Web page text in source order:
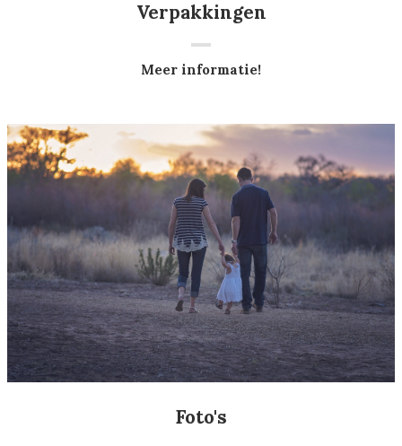
Verpakkingen
Meer informatie!
Foto's